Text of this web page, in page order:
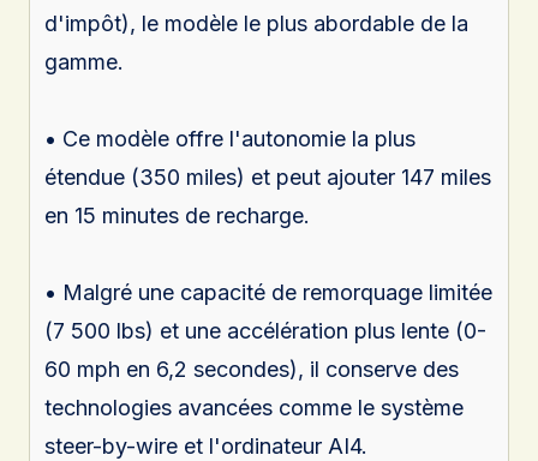
d'impôt), le modèle le plus abordable de la
gamme.
• Ce modèle offre l'autonomie la plus
étendue (350 miles) et peut ajouter 147 miles
en 15 minutes de recharge.
• Malgré une capacité de remorquage limitée
(7 500 lbs) et une accélération plus lente (0-
60 mph en 6,2 secondes), il conserve des
technologies avancées comme le système
steer-by-wire et l'ordinateur AI4.